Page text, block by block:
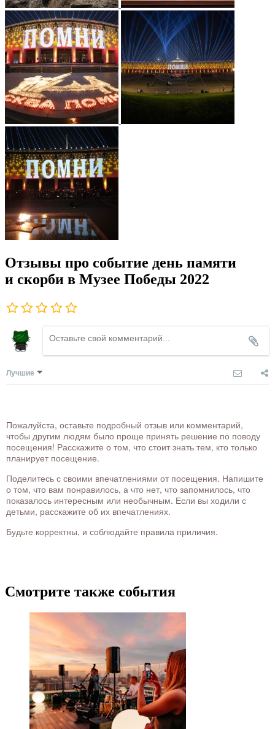
Отзывы про событие день памяти
и скорби в Музее Победы 2022
Лучшие
Пожалуйста, оставьте подробный отзыв или комментарий,
чтобы другим людям было проще принять решение по поводу
посещения! Расскажите о том, что стоит знать тем, кто только
планирует посещение.
Поделитесь с своими впечатлениями от посещения. Напишите
о том, что вам понравилось, а что нет, что запомнилось, что
показалось интересным или необычным. Если вы ходили с
детьми, расскажите об их впечатлениях.
Будьте корректны, и соблюдайте правила приличия.
Смотрите также события